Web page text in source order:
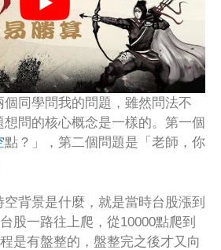
同學問我的問題，雖然問法不
想問的核心概念是一樣的。第一個
點？」，第二個問題是「老師，你
背景是什麼，就是當時台股漲到
股一路往上爬，從10000點爬到
是有盤整的，盤整完之後才又向